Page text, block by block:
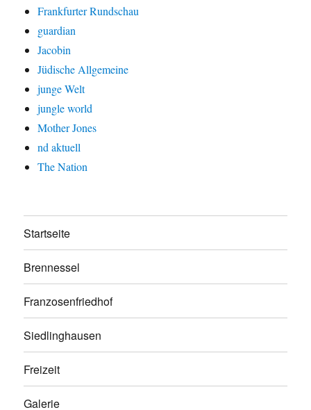
Frankfurter Rundschau
guardian
Jacobin
Jüdische Allgemeine
junge Welt
jungle world
Mother Jones
nd aktuell
The Nation
Startseite
Brennessel
Franzosenfriedhof
Siedlinghausen
Freizeit
Galerie